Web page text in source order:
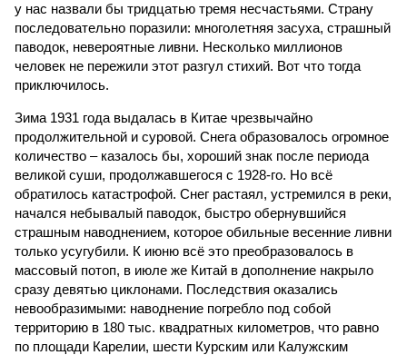
у нас назвали бы тридцатью тремя несчастьями. Страну
последовательно поразили: многолетняя засуха, страшный
паводок, невероятные ливни. Несколько миллионов
человек не пережили этот разгул стихий. Вот что тогда
приключилось.
Зима 1931 года выдалась в Китае чрезвычайно
продолжительной и суровой. Снега образовалось огромное
количество – казалось бы, хороший знак после периода
великой суши, продолжавшегося с 1928-го. Но всё
обратилось катастрофой. Снег растаял, устремился в реки,
начался небывалый паводок, быстро обернувшийся
страшным наводнением, которое обильные весенние ливни
только усугубили. К июню всё это преобразовалось в
массовый потоп, в июле же Китай в дополнение накрыло
сразу девятью циклонами. Последствия оказались
невообразимыми: наводнение погребло под собой
территорию в 180 тыс. квадратных километров, что равно
по площади Карелии, шести Курским или Калужским